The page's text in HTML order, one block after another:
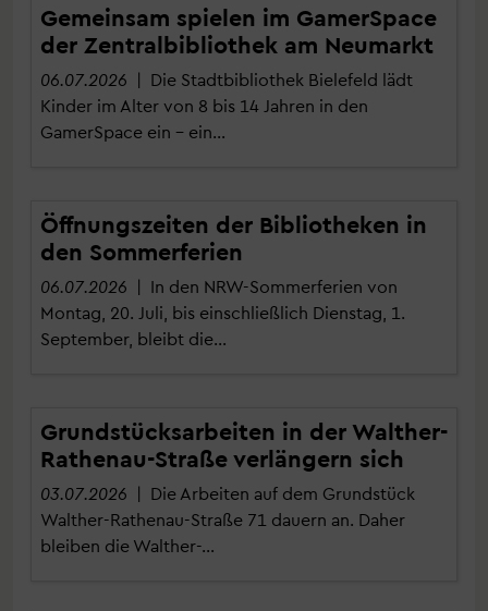
Gemeinsam spielen im GamerSpace
der Zentralbibliothek am Neumarkt
06.07.2026 | Die Stadtbibliothek Bielefeld lädt
Kinder im Alter von 8 bis 14 Jahren in den
GamerSpace ein – ein…
Öffnungszeiten der Bibliotheken in
den Sommerferien
06.07.2026 | In den NRW-Sommerferien von
Montag, 20. Juli, bis einschließlich Dienstag, 1.
September, bleibt die…
Grundstücksarbeiten in der Walther-
Rathenau-Straße verlängern sich
03.07.2026 | Die Arbeiten auf dem Grundstück
Walther-Rathenau-Straße 71 dauern an. Daher
bleiben die Walther-…